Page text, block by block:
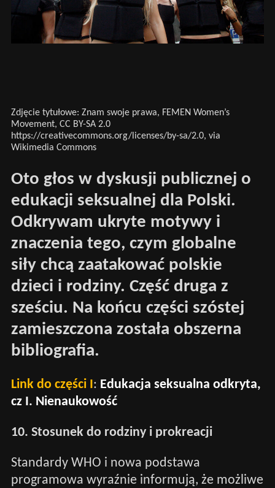
Zdjęcie tytułowe: Znam swoje prawa, FEMEN Women’s
Movement, CC BY-SA 2.0
https://creativecommons.org/licenses/by-sa/2.0, via
Wikimedia Commons
Oto głos w dyskusji publicznej o
edukacji seksualnej dla Polski.
Odkrywam ukryte motywy i
znaczenia tego, czym globalne
siły chcą zaatakować polskie
dzieci i rodziny. Część druga z
sześciu. Na końcu części szóstej
zamieszczona została obszerna
bibliografia.
Link do części I: Edukacja seksualna odkryta,
cz I. Nienaukowość
10. Stosunek do rodziny i prokreacji
Standardy WHO i nowa podstawa
programowa wyraźnie informują, że możliwe